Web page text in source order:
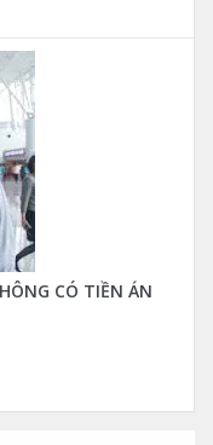
CÓ TIỀN ÁN